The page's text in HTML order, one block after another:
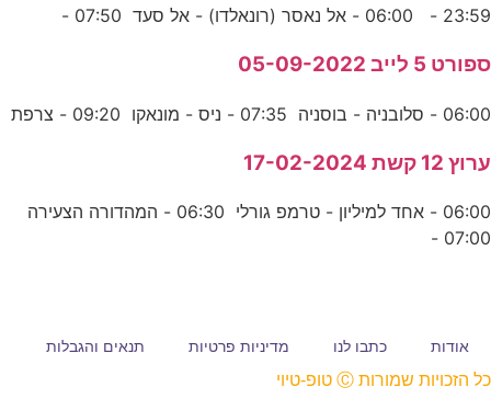
23:59 - 06:00 - אל נאסר (רונאלדו) - אל סעד 07:50 -
ספורט 5 לייב 05-09-2022
06:00 - סלובניה - בוסניה 07:35 - ניס - מונאקו 09:20 - צרפת
ערוץ 12 קשת 17-02-2024
06:00 - אחד למיליון - טרמפ גורלי 06:30 - המהדורה הצעירה
07:00 -
אודות כתבו לנו מדיניות פרטיות תנאים והגבלות
כל הזכויות שמורות Ⓒ טופ-טיוי